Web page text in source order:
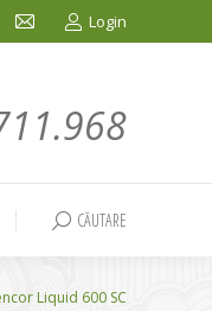
Mail
in
window
Login
Search:
CĂUTARE
Liquid 600 SC